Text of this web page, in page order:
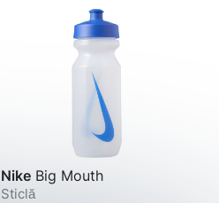
Nike Big Mouth
Sticlă